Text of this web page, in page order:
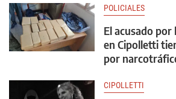
POLICIALES
El acusado
en Cipolletti
por
CIPOLLETTI